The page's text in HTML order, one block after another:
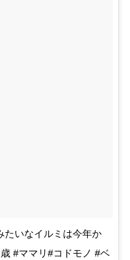
たいなイルミは今年か
#ママリ#コドモノ #ベ